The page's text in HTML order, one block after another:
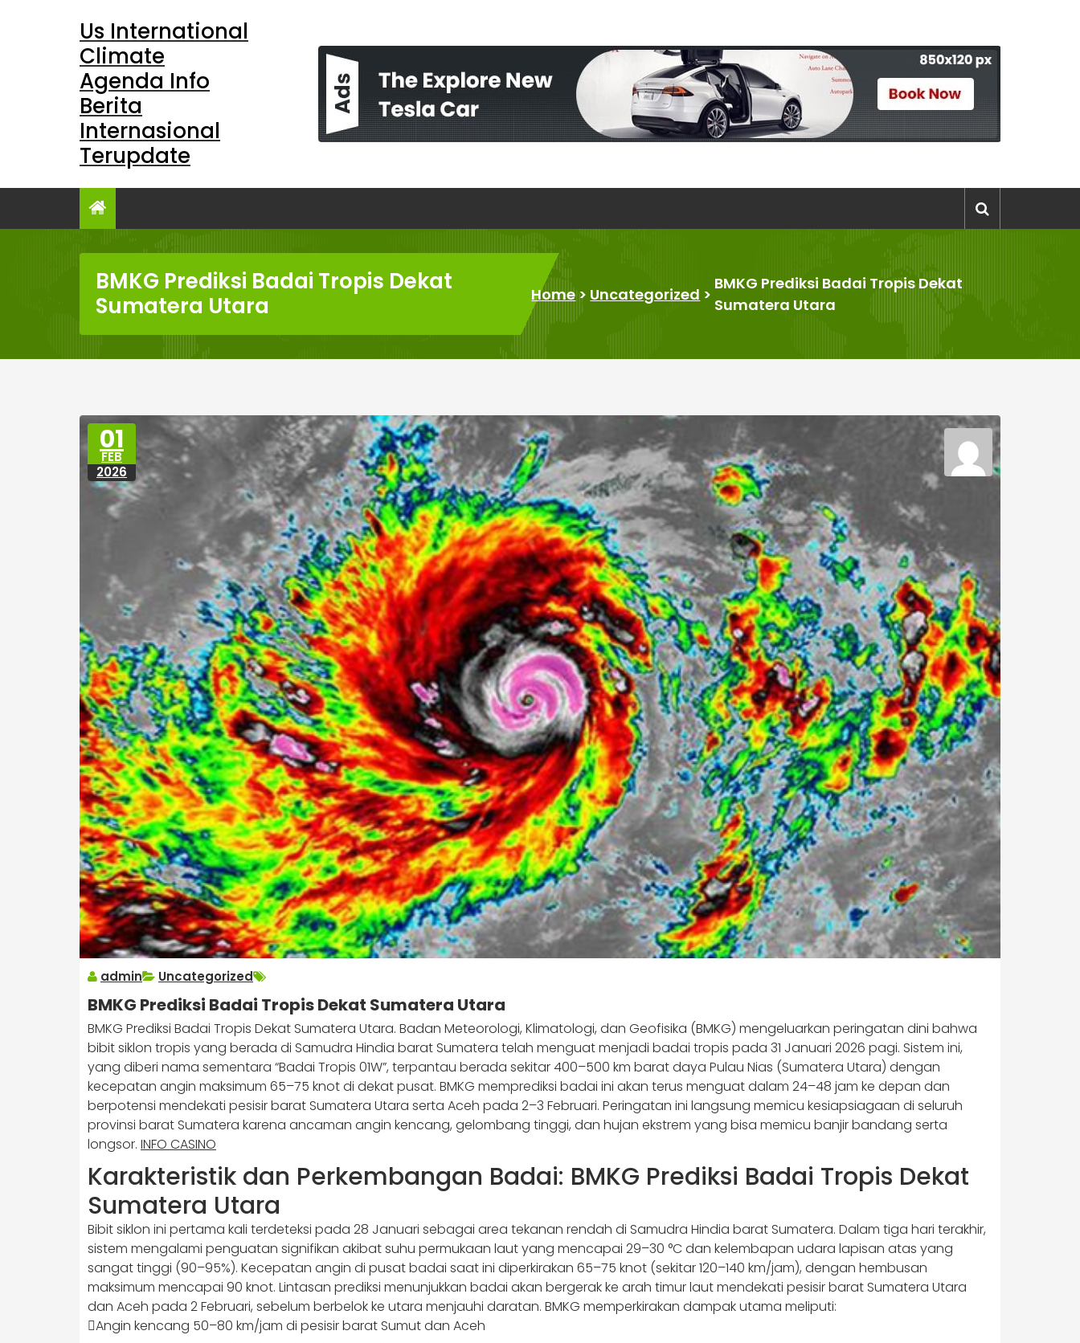
Us International
Climate
Agenda Info
Berita
Internasional
Terupdate
BMKG Prediksi Badai Tropis Dekat
Sumatera Utara
Home> Uncategorized >
BMKG Prediksi Badai Tropis Dekat
Sumatera Utara
01
FEB
2026
admin Uncategorized
BMKG Prediksi Badai Tropis Dekat Sumatera Utara
BMKG Prediksi Badai Tropis Dekat Sumatera Utara. Badan Meteorologi, Klimatologi, dan Geofisika (BMKG) mengeluarkan peringatan dini bahwa
bibit siklon tropis yang berada di Samudra Hindia barat Sumatera telah menguat menjadi badai tropis pada 31 Januari 2026 pagi. Sistem ini,
yang diberi nama sementara “Badai Tropis 01W”, terpantau berada sekitar 400–500 km barat daya Pulau Nias (Sumatera Utara) dengan
kecepatan angin maksimum 65–75 knot di dekat pusat. BMKG memprediksi badai ini akan terus menguat dalam 24–48 jam ke depan dan
berpotensi mendekati pesisir barat Sumatera Utara serta Aceh pada 2–3 Februari. Peringatan ini langsung memicu kesiapsiagaan di seluruh
provinsi barat Sumatera karena ancaman angin kencang, gelombang tinggi, dan hujan ekstrem yang bisa memicu banjir bandang serta
longsor. INFO CASINO
Karakteristik dan Perkembangan Badai: BMKG Prediksi Badai Tropis Dekat
Sumatera Utara
Bibit siklon ini pertama kali terdeteksi pada 28 Januari sebagai area tekanan rendah di Samudra Hindia barat Sumatera. Dalam tiga hari terakhir,
sistem mengalami penguatan signifikan akibat suhu permukaan laut yang mencapai 29–30 °C dan kelembapan udara lapisan atas yang
sangat tinggi (90–95%). Kecepatan angin di pusat badai saat ini diperkirakan 65–75 knot (sekitar 120–140 km/jam), dengan hembusan
maksimum mencapai 90 knot. Lintasan prediksi menunjukkan badai akan bergerak ke arah timur laut mendekati pesisir barat Sumatera Utara
dan Aceh pada 2 Februari, sebelum berbelok ke utara menjauhi daratan. BMKG memperkirakan dampak utama meliputi:
Angin kencang 50–80 km/jam di pesisir barat Sumut dan Aceh